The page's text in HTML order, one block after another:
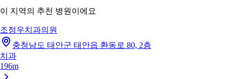
이 지역의 추천 병원이에요
조정우치과의원
충청남도 태안군 태안읍 환동로 80, 2층
치과
196m